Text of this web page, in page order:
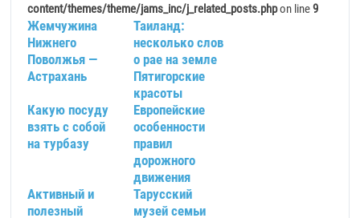
content/themes/theme/jams_inc/j_related_posts.phpon line9
Жемчужина
Нижнего
Поволжья —
Астрахань
Таиланд:
несколько слов
о рае на земле
Пятигорские
красоты
Какую посуду
взять с собой
на турбазу
Европейские
особенности
правил
дорожного
движения
Активный и
полезный
Тарусский
музей семьи